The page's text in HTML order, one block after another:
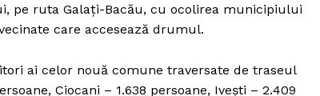
pe ruta Galați-Bacău, cu ocolirea municipiului
care accesează drumul.
ai celor nouă comune traversate de traseul
Ciocani – 1.638 persoane, Ivești – 2.409